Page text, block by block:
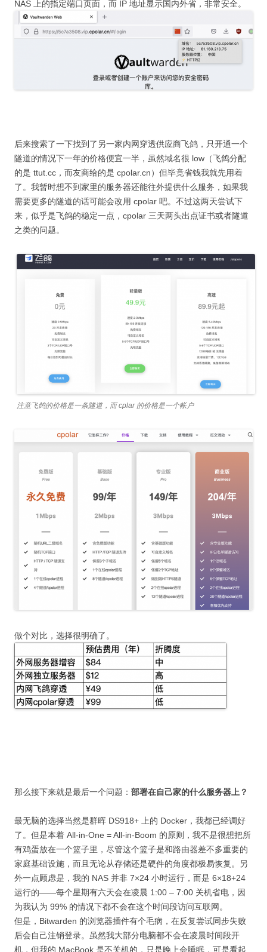
NAS 上的指定端口页面，而 IP 地址显示国内外省，非常安全。
后来搜索了一下找到了另一家内网穿透供应商飞鸽，只开通一个
隧道的情况下一年的价格便宜一半，虽然域名很 low（飞鸽分配
的是 ttut.cc，而友商给的是 cpolar.cn）但毕竟省钱我就先用着
了。我暂时想不到家里的服务器还能往外提供什么服务，如果我
需要更多的隧道的话可能会改用 cpolar 吧。不过这两天尝试下
来，似乎是飞鸽的稳定一点，cpolar 三天两头出点证书或者隧道
之类的问题。
注意飞鸽的价格是一条隧道，而 cplar 的价格是一个帐户
做个对比，选择很明确了。
那么接下来就是最后一个问题： 部署在自己家的什么服务器上？
最无脑的选择当然是群晖 DS918+ 上的 Docker，我都已经调好
了。但是本着 All-in-One = All-in-Boom 的原则，我不是很想把所
有鸡蛋放在一个篮子里，尽管这个篮子是和路由器差不多重要的
家庭基础设施，而且无论从存储还是硬件的角度都极易恢复。另
外一点顾虑是，我的 NAS 并非 7×24 小时运行，而是 6×18+24
运行的——每个星期有六天会在凌晨 1:00 – 7:00 关机省电，因
为我认为 99% 的情况下都不会在这个时间段访问互联网。
但是，Bitwarden 的浏览器插件有个毛病，在反复尝试同步失败
后会自己注销登录。虽然我大部分电脑都不会在凌晨时间段开
机，但我的 MacBook 是不关机的，只是晚上会睡眠，可是看起